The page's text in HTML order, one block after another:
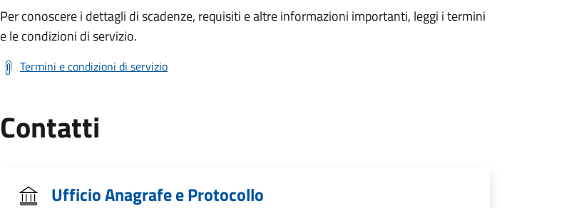
Per conoscere i dettagli di scadenze, requisiti e altre informazioni importanti, leggi i termini
e le condizioni di servizio.
Termini e condizioni di servizio
Contatti
Ufficio Anagrafe e Protocollo